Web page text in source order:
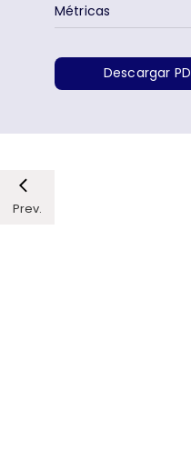
Descargar
Métricas
Prev.